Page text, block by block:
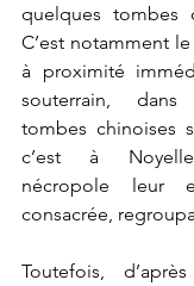
quelques tombes
C’est notamment
à proximité
souterrain,
tombes chinoises
c’est à
nécropole leur
consacrée,
Toutefois,